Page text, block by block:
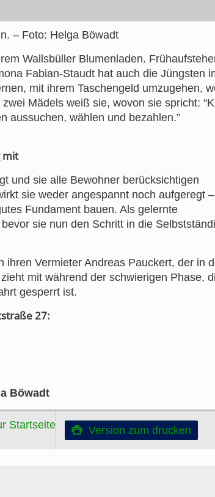
– Foto: Helga Böwadt
Wallsbüller Blumenladen.
Fabian-Staudt hat auch die Jüngsten
mit ihrem Taschengeld umzugehen,
Mädels weiß sie, wovon sie spricht:
aussuchen, wählen und bezahlen.”
mit
und sie alle Bewohner berücksichtigen
sie weder angespannt noch aufgeregt
Fundament bauen. Als gelernte
sie nun den Schritt in die
Vermieter Andreas Pauckert, der in
mit während der schwierigen Phase,
gesperrt ist.
27:
Böwadt
 Version zum drucken
Startseite